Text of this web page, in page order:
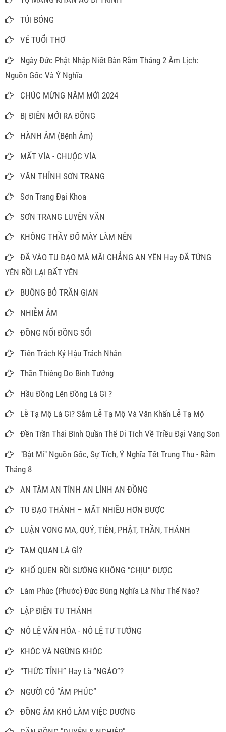
TỦI BÓNG
VÉ TUỔI THƠ
Ngày Đức Phật Nhập Niết Bàn Rằm Tháng 2 Âm Lịch:
Nguồn Gốc Và Ý Nghĩa
CHÚC MỪNG NĂM MỚI 2024
BỊ ĐIÊN MỚI RA ĐỒNG
HÀNH ÂM (Bệnh Âm)
MẤT VÍA - CHUỘC VÍA
VĂN THỈNH SƠN TRANG
Sơn Trang Đại Khoa
SƠN TRANG LUYỆN VĂN
KHÔNG THẦY ĐỐ MÀY LÀM NÊN
ĐÃ VÀO TU ĐẠO MÀ MÃI CHẲNG AN YÊN Hay ĐÃ TỪNG
YÊN RỒI LẠI BẤT YÊN
BUÔNG BỎ TRẦN GIAN
NHIỄM ÂM
ĐỒNG NỔI ĐỒNG SỔI
Tiên Trách Kỷ Hậu Trách Nhân
Thần Thiêng Do Binh Tướng
Hầu Đồng Lên Đồng Là Gì ?
Lễ Tạ Mộ Là Gì? Sắm Lễ Tạ Mộ Và Văn Khấn Lễ Tạ Mộ
Đền Trần Thái Bình Quần Thể Di Tích Về Triều Đại Vàng Son
"Bật Mí" Nguồn Gốc, Sự Tích, Ý Nghĩa Tết Trung Thu - Rằm
Tháng 8
AN TÂM AN TÍNH AN LÍNH AN ĐỒNG
TU ĐẠO THÁNH – MẤT NHIỀU HƠN ĐƯỢC
LUẬN VONG MA, QUỶ, TIÊN, PHẬT, THẦN, THÁNH
TAM QUAN LÀ GÌ?
KHỔ QUEN RỒI SƯỚNG KHÔNG "CHỊU" ĐƯỢC
Làm Phúc (Phước) Đức Đúng Nghĩa Là Như Thế Nào?
LẬP ĐIỆN TU THÁNH
NÔ LỆ VĂN HÓA - NÔ LỆ TƯ TƯỞNG
KHÓC VÀ NGỪNG KHÓC
“THỨC TỈNH” Hay Là “NGÁO”?
NGƯỜI CÓ “ÂM PHÚC”
ĐỒNG ÂM KHÓ LÀM VIỆC DƯƠNG